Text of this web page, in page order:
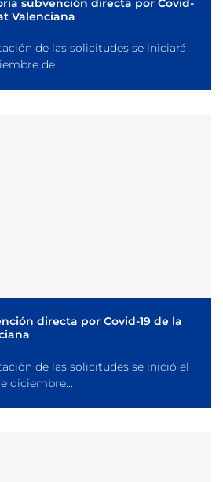
subvención directa por Covid-
Valenciana
de las solicitudes se iniciará
de...
directa por Covid-19 de la
de las solicitudes se inició el
diciembre...